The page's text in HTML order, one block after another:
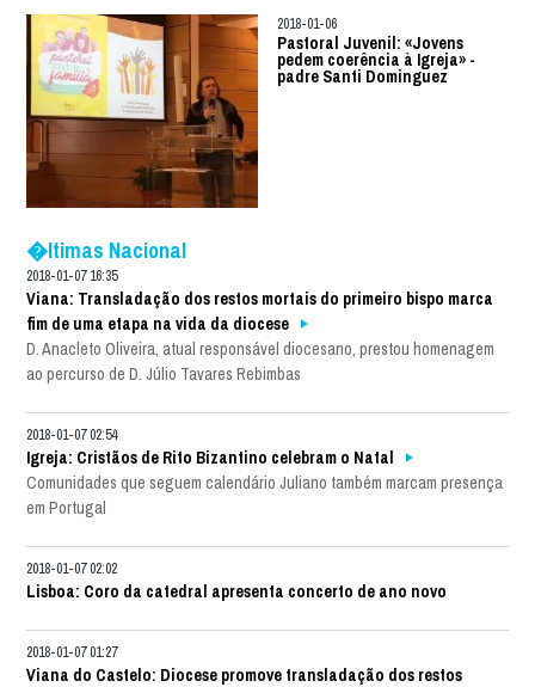
2018-01-06
Pastoral Juvenil: «Jovens
pedem coerência à Igreja» -
padre Santi Dominguez
�ltimas Nacional
2018-01-07 16:35
Viana: Transladação dos restos mortais do primeiro bispo marca
fim de uma etapa na vida da diocese
D. Anacleto Oliveira, atual responsável diocesano, prestou homenagem
ao percurso de D. Júlio Tavares Rebimbas
2018-01-07 02:54
Igreja: Cristãos de Rito Bizantino celebram o Natal
Comunidades que seguem calendário Juliano também marcam presença
em Portugal
2018-01-07 02:02
Lisboa: Coro da catedral apresenta concerto de ano novo
2018-01-07 01:27
Viana do Castelo: Diocese promove transladação dos restos